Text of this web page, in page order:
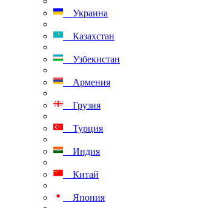
Украина
Казахстан
Узбекистан
Армения
Грузия
Турция
Индия
Китай
Япония